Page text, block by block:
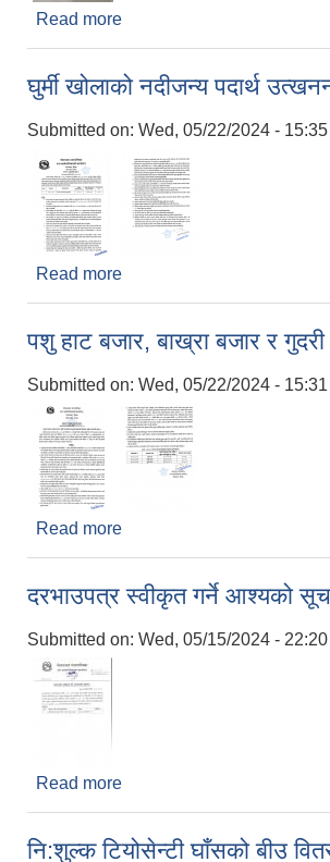
Read more
घुर्मी खोलाको नदीजन्य पदार्थ
Submitted on: Wed, 05/22/2024 - 15:35
Read more
पशु हाट बजार, बाख्रा बजार र
Submitted on: Wed, 05/22/2024 - 15:31
Read more
दरभाउपत्र स्वीकृत गर्ने आश्यको
Submitted on: Wed, 05/15/2024 - 22:20
Read more
नि:शुल्क टियोसेन्टी घाँसको बीउ